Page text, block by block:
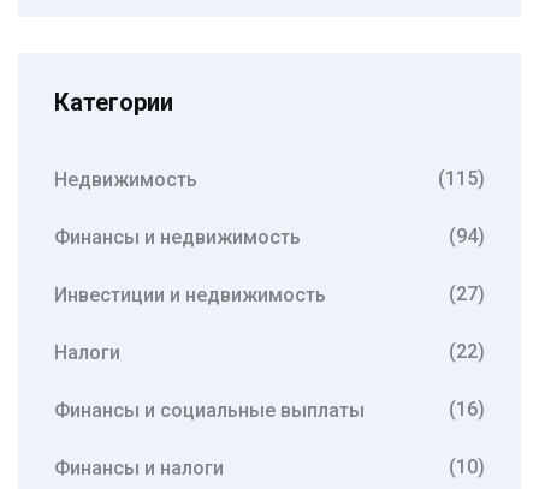
Категории
Недвижимость (115)
Финансы и недвижимость (94)
Инвестиции и недвижимость (27)
Налоги (22)
Финансы и социальные выплаты (16)
Финансы и налоги (10)